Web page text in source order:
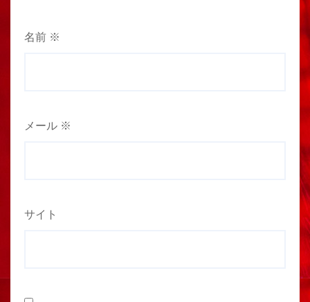
名前 ※
メール ※
サイト